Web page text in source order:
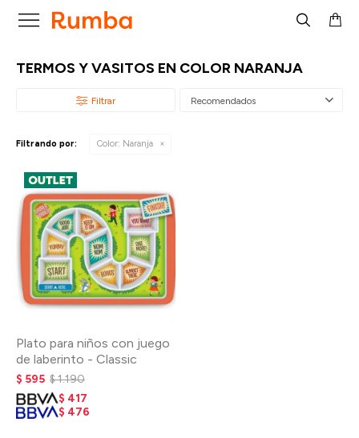

TERMOS Y VASITOS EN COLOR NARANJA
Recomendados
Filtrando por: Color: Naranja
Plato para niños con juego
de laberinto - Classic
$ 595 $1.190
$ 417
$ 476